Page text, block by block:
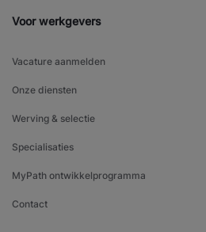
Voor werkgevers
Vacature aanmelden
Onze diensten
Werving & selectie
Specialisaties
MyPath ontwikkelprogramma
Contact